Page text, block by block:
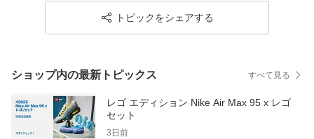
トピックをシェアする
ショップ内の最新トピックス すべて見る
レゴ エディション Nike Air Max 95 x レゴ
セット
3日前